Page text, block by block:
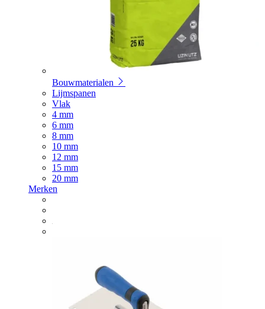
Bouwmaterialen
Lijmspanen
Vlak
4 mm
6 mm
8 mm
10 mm
12 mm
15 mm
20 mm
Merken